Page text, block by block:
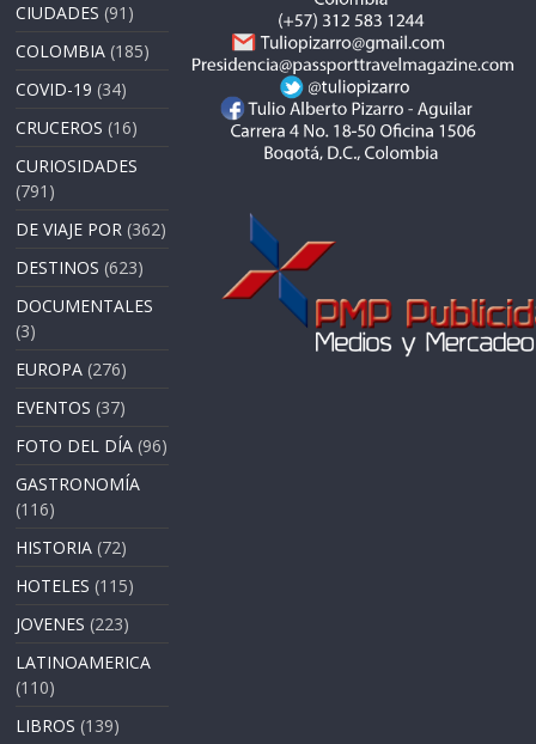
CIUDADES (91)
COLOMBIA (185)
COVID-19 (34)
CRUCEROS (16)
CURIOSIDADES
(791)
DE VIAJE POR (362)
DESTINOS (623)
DOCUMENTALES
(3)
EUROPA (276)
EVENTOS (37)
FOTO DEL DÍA (96)
GASTRONOMÍA
(116)
HISTORIA (72)
HOTELES (115)
JOVENES (223)
LATINOAMERICA
(110)
LIBROS (139)